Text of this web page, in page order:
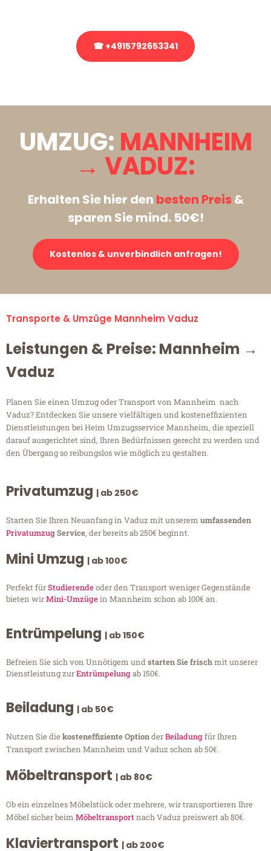
☎ +4915792653341
UMZUG: MANNHEIM
→ VADUZ:
Erhalten Sie hier den besten Preis&
sparen Sie mind. 50€!
Kostenlos & unverbindlich anfragen!
Transporte & Umzüge Mannheim Vaduz
Leistungen & Preise: Mannheim →
Vaduz
Planen Sie einen Umzug oder Transport von Mannheim nach
Vaduz? Entdecken Sie unsere vielfältigen und kosteneffizienten
Dienstleistungen bei Heim Umzugsservice Mannheim, die speziell
darauf ausgerichtet sind, Ihren Bedürfnissen gerecht zu werden und
den Übergang so reibungslos wie möglich zu gestalten.
Privatumzug | ab 250€
Starten Sie Ihren Neuanfang in Vaduz mit unserem umfassenden
PrivatumzugService, der bereits ab 250€ beginnt.
Mini Umzug | ab 100€
Perfekt fürStudierendeoder den Transport weniger Gegenstände
bieten wirMini-Umzügein Mannheim schon ab 100€ an.
Entrümpelung | ab 150€
Befreien Sie sich von Unnötigem undstarten Sie frischmit unserer
Dienstleistung zurEntrümpelungab 150€.
Beiladung | ab 50€
Nutzen Sie diekosteneffiziente OptionderBeiladungfür Ihren
Transport zwischen Mannheim und Vaduz schon ab 50€.
Möbeltransport | ab 80€
Ob ein einzelnes Möbelstück oder mehrere, wir transportieren Ihre
Möbel sicher beim Möbeltransportnach Vaduz preiswert ab 80€.
Klaviertransport | ab 200€